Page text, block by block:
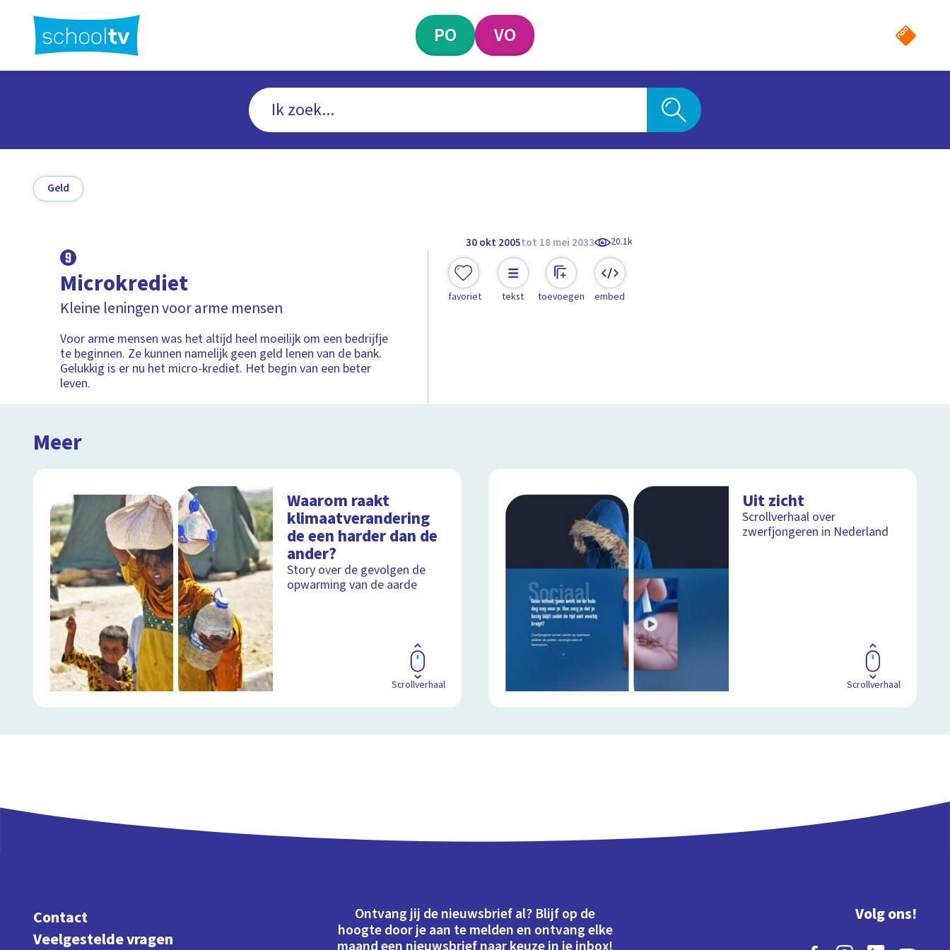
hoofdinhoud
PO VO
Geld
30 okt 2005tot 18 mei 2033 20.1k
Microkrediet
Kleine leningen voor arme mensen
Voor arme mensen was het altijd heel moeilijk om een bedrijfje
te beginnen. Ze kunnen namelijk geen geld lenen van de bank.
Gelukkig is er nu het micro-krediet. Het begin van een beter
leven.
favoriet tekst toevoegen embed
Meer
Waarom raakt
klimaatverandering
de een harder dan de
ander?
Story over de gevolgen de
opwarming van de aarde
Scrollverhaal
Uit zicht
Scrollverhaal over
zwerfjongeren in Nederland
Scrollverhaal
Contact
Veelgestelde vragen
Ontvang jij de nieuwsbrief al? Blijf op de
hoogte door je aan te melden en ontvang elke
Volg ons!